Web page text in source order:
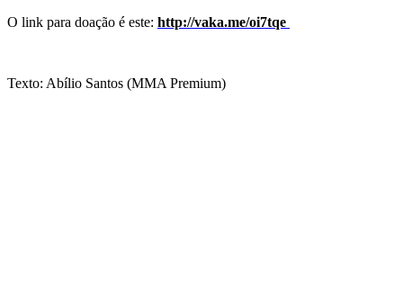
O link para doação é este: http://vaka.me/oi7tqe
Texto: Abílio Santos (MMA Premium)